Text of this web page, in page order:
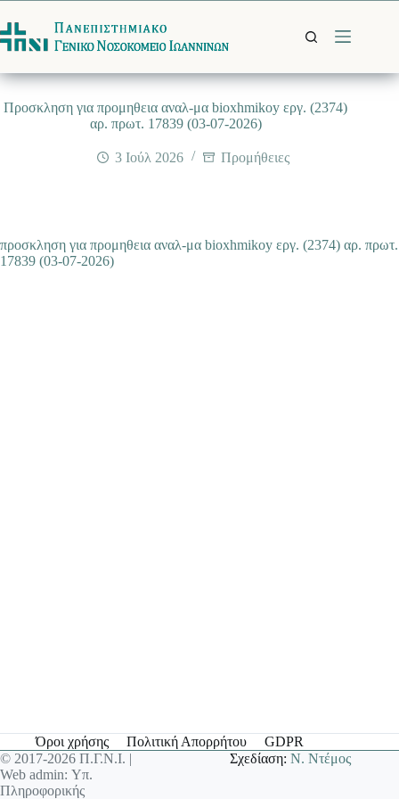
στο
περιεχόμενο
Προσκληση για προμηθεια αναλ-μα bioxhmikoy εργ. (2374)
αρ. πρωτ. 17839 (03-07-2026)
3 Ιούλ 2026 Προμήθειες
προσκληση για προμηθεια αναλ-μα bioxhmikoy εργ. (2374) αρ. πρωτ.
17839 (03-07-2026)
Όροι χρήσης Πολιτική Απορρήτου
GDPR
© 2017-2026 Π.Γ.Ν.Ι. |
Web admin: Υπ.
Πληροφορικής
Σχεδίαση:Ν. Ντέμος